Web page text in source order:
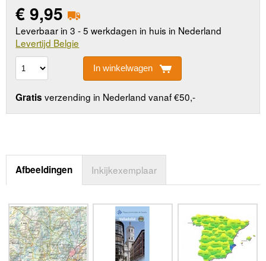
€9,95
Leverbaar in 3 - 5 werkdagen in huis in Nederland
Levertijd Belgie
In winkelwagen
Gratis verzending in Nederland vanaf €50,-
Afbeeldingen Inkijkexemplaar